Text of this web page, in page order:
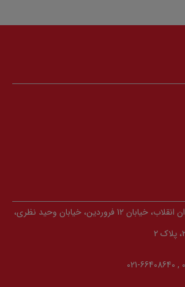
تهران، میدان انقلاب، خیابان 12 فروردین، خیابان وحید نظری،